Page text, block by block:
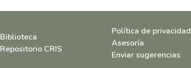
Biblioteca
Repositorio CRIS
Política de privacidad
Asesoría
Enviar sugerencias